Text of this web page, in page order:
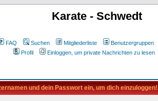
Karate - Schwedt
FAQ Suchen Mitgliederliste Benutzergruppen
Profil
Einloggen, um private Nachrichten zu lesen
und dein Passwort ein, um dich einzuloggen!